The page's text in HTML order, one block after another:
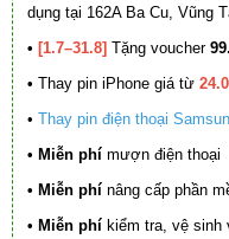
dụng tại 162A Ba Cu, Vũng
• [1.7–31.8] Tặng voucher
• Thay pin iPhone giá từ
• Thay pin điện thoại
• Miễn phí mượn điện thoại
• Miễn phí nâng cấp phần
• Miễn phí kiểm tra, vệ sinh